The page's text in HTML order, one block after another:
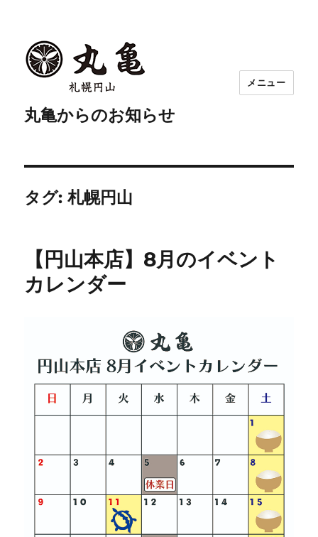
丸亀からのお知らせ
メニュー
タグ:札幌円山
【円山本店】8月のイベント
カレンダー